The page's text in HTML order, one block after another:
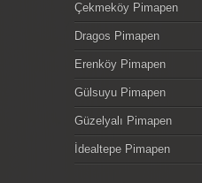
Çekmeköy Pimapen
Dragos Pimapen
Erenköy Pimapen
Gülsuyu Pimapen
Güzelyalı Pimapen
İdealtepe Pimapen